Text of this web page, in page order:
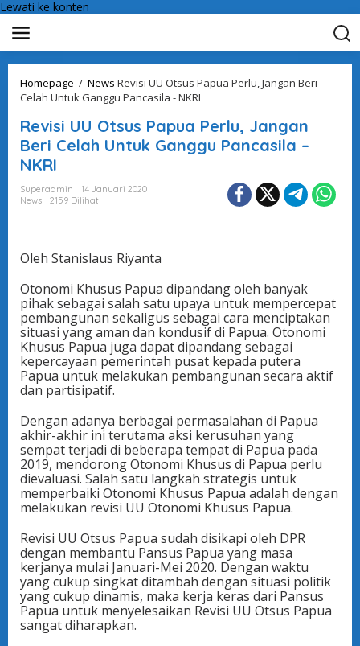
Lewati ke konten
Homepage / News Revisi UU Otsus Papua Perlu, Jangan Beri
Celah Untuk Ganggu Pancasila - NKRI
Revisi UU Otsus Papua Perlu, Jangan
Beri Celah Untuk Ganggu Pancasila –
NKRI
Superadmin
14 Januari 2020
News
2159 Dilihat
Oleh Stanislaus Riyanta
Otonomi Khusus Papua dipandang oleh banyak
pihak sebagai salah satu upaya untuk mempercepat
pembangunan sekaligus sebagai cara menciptakan
situasi yang aman dan kondusif di Papua. Otonomi
Khusus Papua juga dapat dipandang sebagai
kepercayaan pemerintah pusat kepada putera
Papua untuk melakukan pembangunan secara aktif
dan partisipatif.
Dengan adanya berbagai permasalahan di Papua
akhir-akhir ini terutama aksi kerusuhan yang
sempat terjadi di beberapa tempat di Papua pada
2019, mendorong Otonomi Khusus di Papua perlu
dievaluasi. Salah satu langkah strategis untuk
memperbaiki Otonomi Khusus Papua adalah dengan
melakukan revisi UU Otonomi Khusus Papua.
Revisi UU Otsus Papua sudah disikapi oleh DPR
dengan membantu Pansus Papua yang masa
kerjanya mulai Januari-Mei 2020. Dengan waktu
yang cukup singkat ditambah dengan situasi politik
yang cukup dinamis, maka kerja keras dari Pansus
Papua untuk menyelesaikan Revisi UU Otsus Papua
sangat diharapkan.